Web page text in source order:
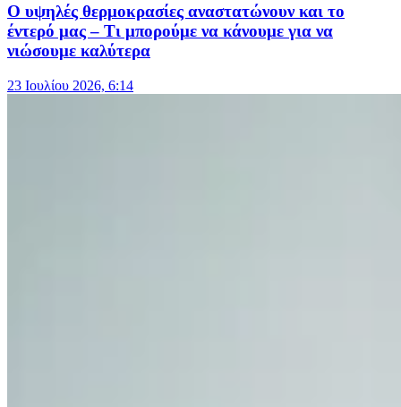
Ο υψηλές θερμοκρασίες αναστατώνουν και το
έντερό μας – Τι μπορούμε να κάνουμε για να
νιώσουμε καλύτερα
23 Ιουλίου 2026, 6:14